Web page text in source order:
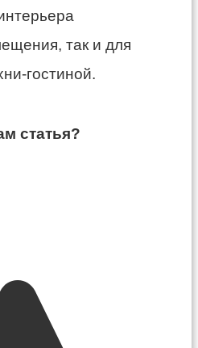
так и для
гостиной.
статья?